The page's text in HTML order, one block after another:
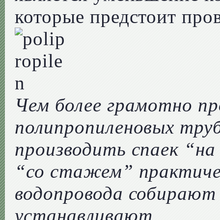
которые предстоит
Чем более грамотно
полипропиленовых
производить спаек
“со стажем”
водопровода
устанавливают.